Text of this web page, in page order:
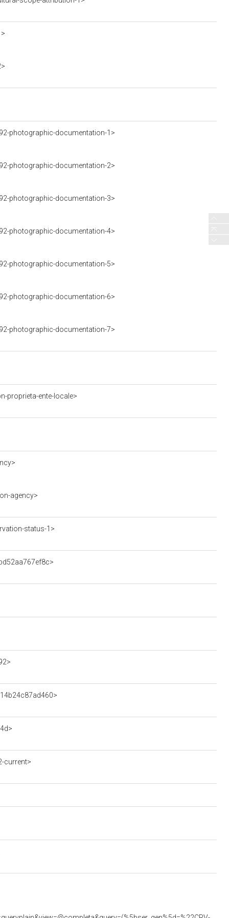
photographic-documentation-1>
photographic-documentation-2>
photographic-documentation-3>
photographic-documentation-4>
photographic-documentation-5>
photographic-documentation-6>
photographic-documentation-7>
proprieta-ente-locale>
agency>
status-1>
current>